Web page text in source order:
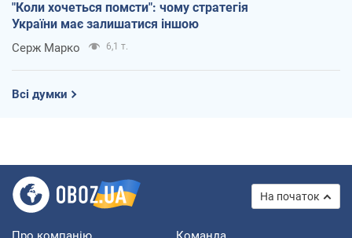
"Коли хочеться помсти": чому стратегія
України має залишатися іншою
Серж Марко 6,1 т.
Всі думки
На початок